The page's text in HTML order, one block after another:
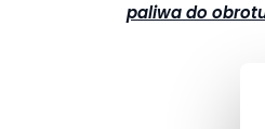
paliwa do